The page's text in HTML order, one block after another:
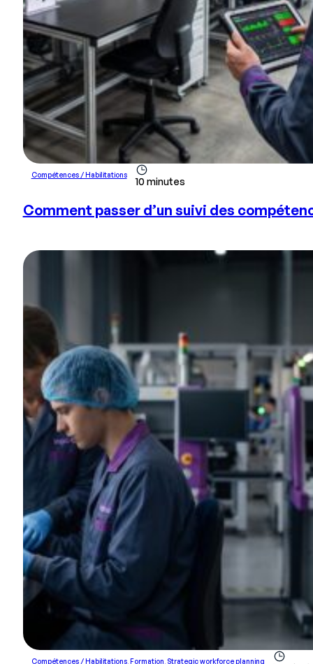
Compétences / Habilitations
10 minutes
Comment passer d’un suivi des
Compétences / Habilitations, Formation Strategic workforce planning